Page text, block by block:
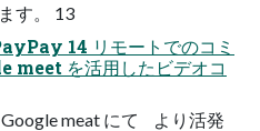
す。 13
14 リモートでのコミ
meet を活用したビデオコ
meat にて より活発